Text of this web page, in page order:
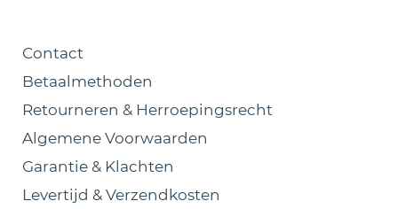
Contact
Betaalmethoden
Retourneren & Herroepingsrecht
Algemene Voorwaarden
Garantie & Klachten
Levertijd & Verzendkosten